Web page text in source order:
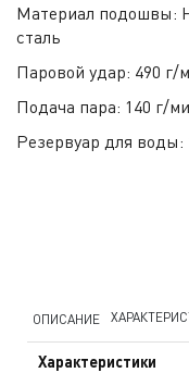
Материал подошвы:
сталь
Паровой удар: 490 г/
Подача пара: 140 г/
Резервуар для воды:
ОПИСАНИЕ
Характеристики